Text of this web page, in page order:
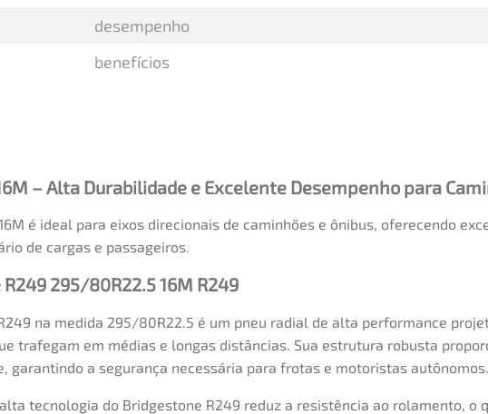
desempenho
benefícios
– Alta Durabilidade e Excelente Desempenho para
é ideal para eixos direcionais de caminhões e ônibus, oferecendo
de cargas e passageiros.
295/80R22.5 16M R249
na medida 295/80R22.5 é um pneu radial de alta performance
trafegam em médias e longas distâncias. Sua estrutura robusta
garantindo a segurança necessária para frotas e motoristas autônomos.
tecnologia do Bridgestone R249 reduz a resistência ao rolamento,